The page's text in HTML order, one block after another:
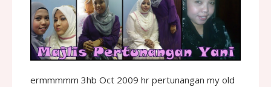
ermmmmm 3hb Oct 2009 hr pertunangan my old